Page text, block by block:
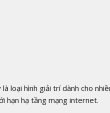
là loại hình giải trí dành cho
hạn hạ tầng mạng internet.